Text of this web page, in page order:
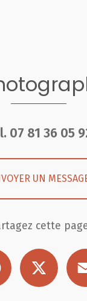
07 81 36 05
UN
cette
Facebook